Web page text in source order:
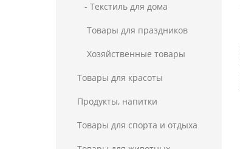
- Текстиль для дома
Товары для праздников
Хозяйственные товары
Товары для красоты
Продукты, напитки
Товары для спорта и отдыха